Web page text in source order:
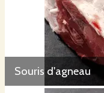
Souris d'agneau